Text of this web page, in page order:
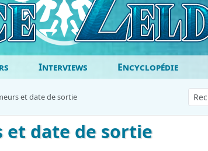
Interviews Encyclopédie
et date de sortie
et date de sortie